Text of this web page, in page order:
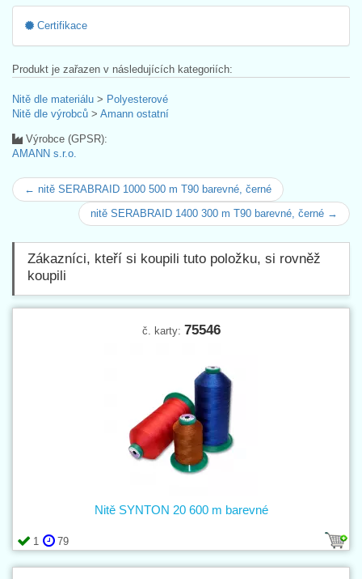
Certifikace
Produkt je zařazen v následujících kategoriích:
Nitě dle materiálu > Polyesterové
Nitě dle výrobců > Amann ostatní
Výrobce (GPSR):
AMANN s.r.o.
← nitě SERABRAID 1000 500 m T90 barevné, černé
nitě SERABRAID 1400 300 m T90 barevné, černé →
Zákazníci, kteří si koupili tuto položku, si rovněž
koupili
č. karty: 75546
1 79
Nitě SYNTON 20 600 m barevné